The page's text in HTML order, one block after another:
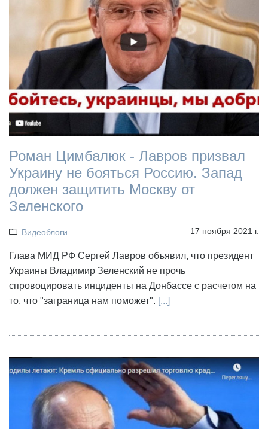
Роман Цимбалюк - Лавров призвал
Украину не бояться Россию. Запад
должен защитить Москву от
Зеленского
Видеоблоги 17 ноября 2021 г.
Глава МИД РФ Сергей Лавров объявил, что президент
Украины Владимир Зеленский не прочь
спровоцировать инциденты на Донбассе с расчетом на
то, что "заграница нам поможет". [...]